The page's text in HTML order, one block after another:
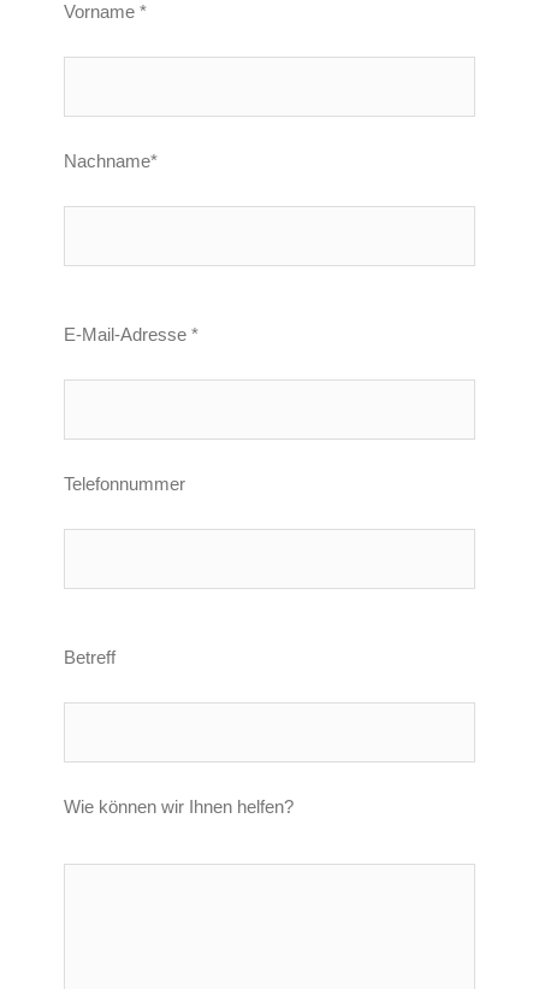
Vorname *
Nachname*
E-Mail-Adresse *
Telefonnummer
Betreff
Wie können wir Ihnen helfen?